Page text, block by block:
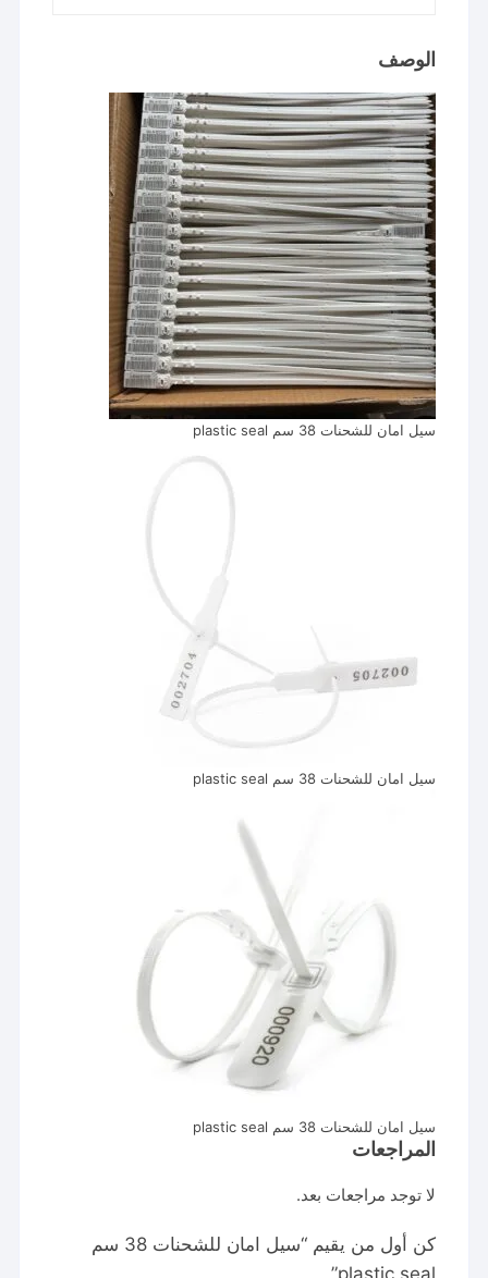
الوصف
سيل امان للشحنات 38 سم plastic seal
سيل امان للشحنات 38 سم plastic seal
سيل امان للشحنات 38 سم plastic seal
المراجعات
لا توجد مراجعات بعد.
كن أول من يقيم “سيل امان للشحنات 38 سم
plastic seal”